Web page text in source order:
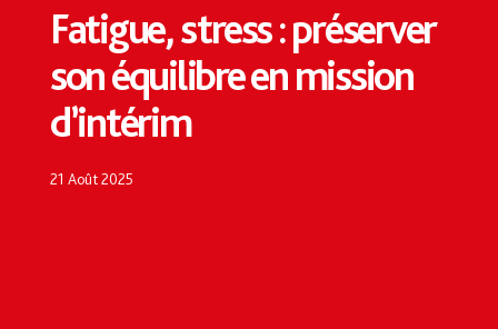
Fatigue, stress : préserver
son équilibre en mission
d’intérim
21 Août 2025